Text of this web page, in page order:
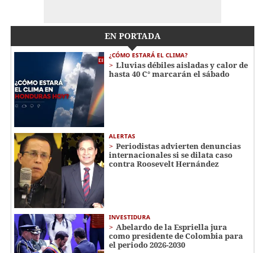
EN PORTADA
¿CÓMO ESTARÁ EL CLIMA?
Lluvias débiles aisladas y calor de
hasta 40 C° marcarán el sábado
ALERTAS
Periodistas advierten denuncias
internacionales si se dilata caso
contra Roosevelt Hernández
INVESTIDURA
Abelardo de la Espriella jura
como presidente de Colombia para
el periodo 2026-2030